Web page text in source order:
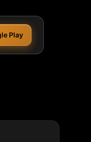
Play